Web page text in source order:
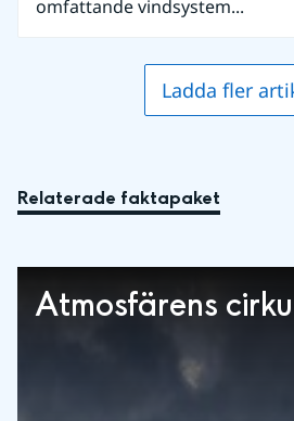
omfattande vindsystem...
Ladda fler
Relaterade faktapaket
Atmosfärens